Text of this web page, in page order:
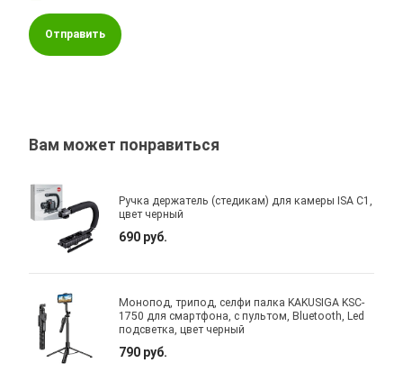
Отправить
Вам может понравиться
Ручка держатель (стедикам) для камеры ISA C1,
цвет черный
690 руб.
Монопод, трипод, селфи палка KAKUSIGA KSC-
1750 для смартфона, с пультом, Bluetooth, Led
подсветка, цвет черный
790 руб.